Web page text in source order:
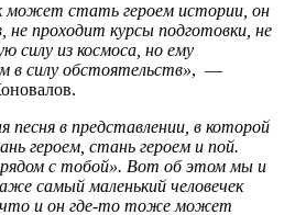
может стать героем истории, он
не проходит курсы подготовки, не
силу из космоса, но ему
в силу обстоятельств», —
в представлении, в которой
героем, стань героем и пой.
с тобой». Вот об этом мы и
самый маленький человечек
что и он где-то тоже может